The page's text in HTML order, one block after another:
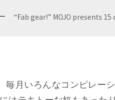
“Fab gear!” MOJO presents
、毎月いろんなコンピレ